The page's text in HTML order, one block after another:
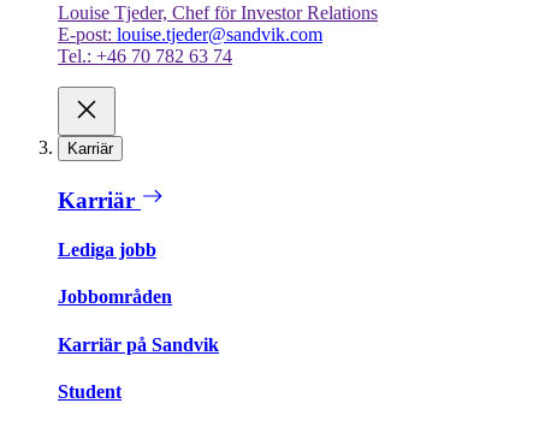
Louise Tjeder, Chef för Investor Relations
E-post: louise.tjeder@sandvik.com
Tel.: +46 70 782 63 74
Karriär
Karriär
Lediga jobb
Jobbområden
Karriär på Sandvik
Student